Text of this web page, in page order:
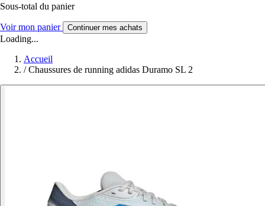
Sous-total du panier
Voir mon panier Continuer mes achats
Loading...
Accueil
/ Chaussures de running adidas Duramo SL 2